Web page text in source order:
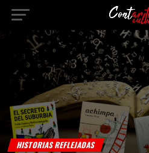
HISTORIAS REFLEJADAS